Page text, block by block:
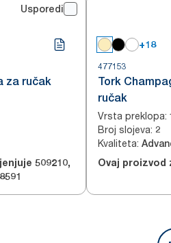
Usporedi
za ručak
509210,
+18
477153
Tork
ručak
Vrsta preklopa:
Broj slojeva: 2
Kvaliteta:
Ovaj proizvod